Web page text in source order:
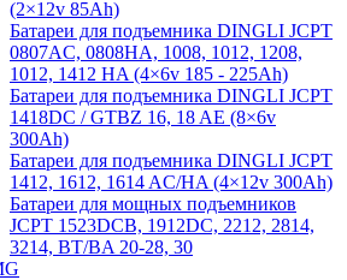
(2×12v 85Ah)
Батареи для подъемника DINGLI JCPT
0807AC, 0808HA, 1008, 1012, 1208,
1012, 1412 HA (4×6v 185 - 225Ah)
Батареи для подъемника DINGLI JCPT
1418DC / GTBZ 16, 18 AE (8×6v
300Ah)
Батареи для подъемника DINGLI JCPT
1412, 1612, 1614 AC/HA (4×12v 300Ah)
Батареи для мощных подъемников
JCPT 1523DCB, 1912DC, 2212, 2814,
3214, BT/BA 20-28, 30